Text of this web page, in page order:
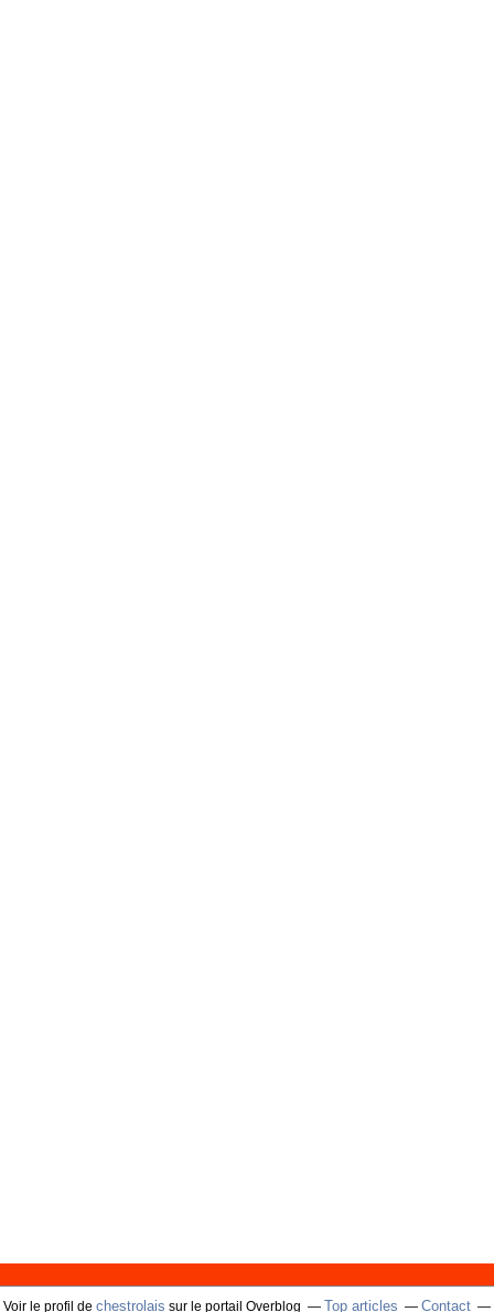
Voir le profil de chestrolais sur le portail Overblog Top articles Contact